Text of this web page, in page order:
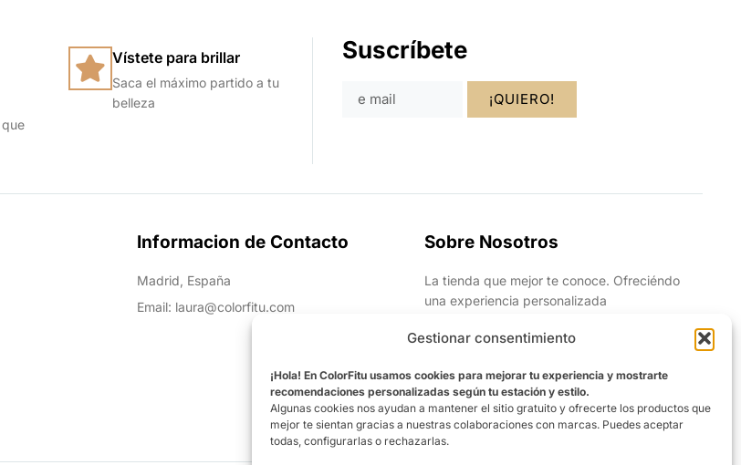
Gestionar consentimiento
¡Hola! En ColorFitu usamos cookies para mejorar tu experiencia y mostrarte
recomendaciones personalizadas según tu estación y estilo.
Algunas cookies nos ayudan a mantener el sitio gratuito y ofrecerte los productos que
mejor te sientan gracias a nuestras colaboraciones con marcas. Puedes aceptar
todas, configurarlas o rechazarlas.
Vístete para brillar
Saca el máximo partido a tu
belleza
Suscríbete
¡QUIERO!
Informacion de Contacto
Madrid, España
Email: laura@colorfitu.com
Sobre Nosotros
La tienda que mejor te conoce. Ofreciéndo
una experiencia personalizada